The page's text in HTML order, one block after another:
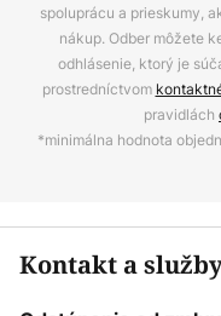
spoluprácu a prieskumy,
nákup. Odber môžete
odhlásenie, ktorý je
prostredníctvom
pravidlách
*minimálna hodnota
Kontakt a